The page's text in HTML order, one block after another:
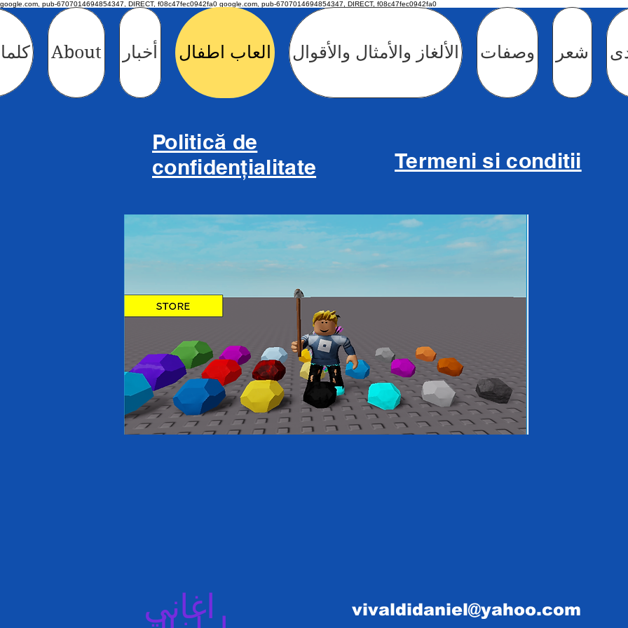
google.com, pub-6707014694854347, DIRECT, f08c47fec0942fa0 google.com, pub-6707014694854347, DIRECT, f08c47fec0942fa0
About أخبار العاب اطفال الألغاز والأمثال والأقوال وصفات شعر
Politică de
confidențialitate
Termeni si conditii
اغاني vivaldidaniel@yahoo.com